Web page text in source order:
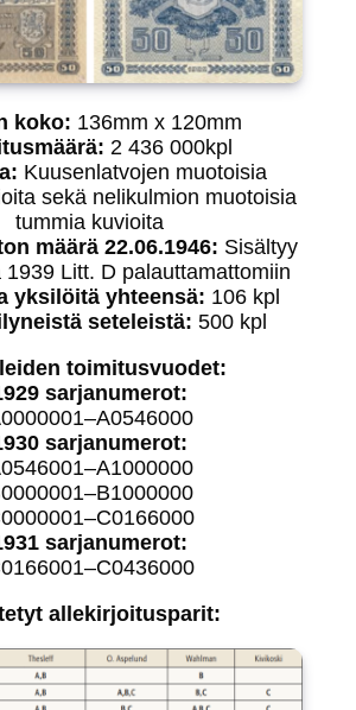
koko: 136mm x 120mm
2 436 000kpl
Kuusenlatvojen muotoisia
sekä nelikulmion muotoisia
tummia kuvioita
määrä 22.06.1946: Sisältyy
1939 Litt. D palauttamattomiin
yksilöitä yhteensä: 106 kpl
seteleistä: 500 kpl
toimitusvuodet:
sarjanumerot:
sarjanumerot:
sarjanumerot:
allekirjoitusparit: